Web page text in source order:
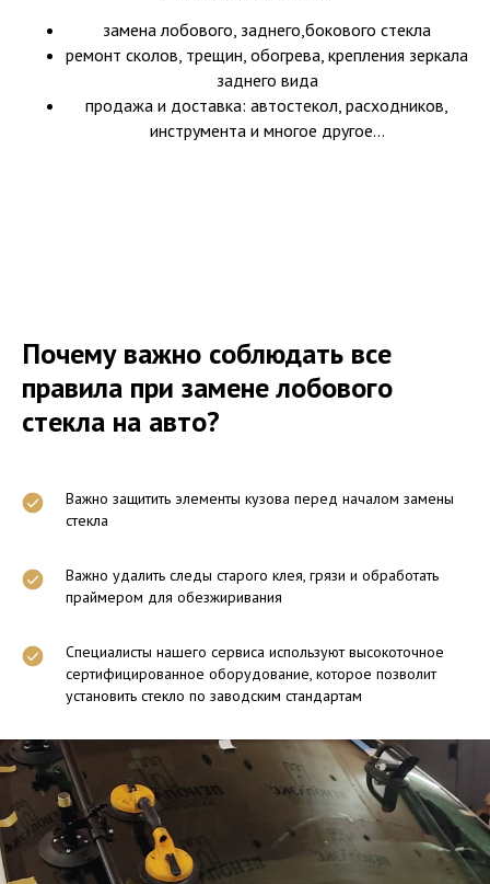
замена лобового, заднего,бокового стекла
ремонт сколов, трещин, обогрева, крепления зеркала
заднего вида
продажа и доставка: автостекол, расходников,
инструмента и многое другое...
Почему важно соблюдать все
правила при замене лобового
стекла на авто?
Важно защитить элементы кузова перед началом замены
стекла
Важно удалить следы старого клея, грязи и обработать
праймером для обезжиривания
Специалисты нашего сервиса используют высокоточное
сертифицированное оборудование, которое позволит
установить стекло по заводским стандартам